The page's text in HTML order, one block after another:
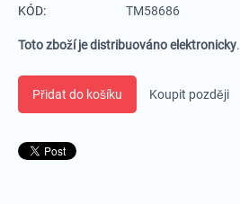
KÓD: TM58686
Toto zboží je distribuováno elektronicky.
Přidat do košíku Koupit později